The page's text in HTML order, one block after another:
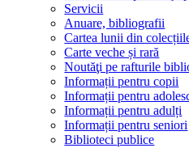
Servicii
Anuare, bibliografii
Cartea lunii din
Carte veche și rară
Noutăţi pe rafturile
Informații pentru copii
Informații pentru
Informații pentru adulți
Informații pentru seniori
Biblioteci publice